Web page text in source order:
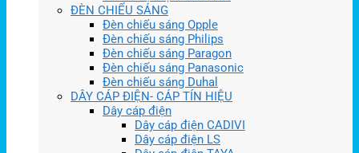
ĐÈN CHIẾU SÁNG
Đèn chiếu sáng Opple
Đèn chiếu sáng Philips
Đèn chiếu sáng Paragon
Đèn chiếu sáng Panasonic
Đèn chiếu sáng Duhal
DÂY CÁP ĐIỆN- CÁP TÍN HIỆU
Dây cáp điện
Dây cáp điện CADIVI
Dây cáp điện LS